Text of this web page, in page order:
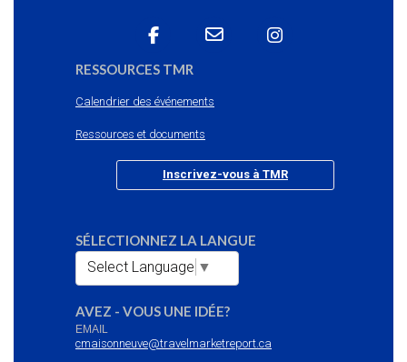
RESSOURCES TMR
Calendrier des événements
Ressources et documents
Inscrivez-vous à TMR
SÉLECTIONNEZ LA LANGUE
Select Language ▼
AVEZ - VOUS UNE IDÉE?
EMAIL
cmaisonneuve@travelmarketreport.ca